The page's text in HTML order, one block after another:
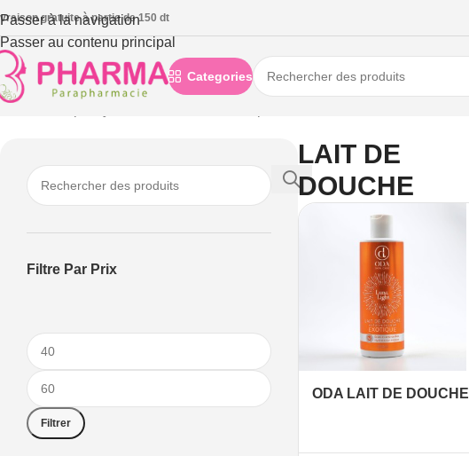
Passer à la navigation
Passer au contenu principal
gratuite à partie de 150 dt
Categories
Filtre Par Prix
Filtrer
LAIT DE
DOUCHE
ODA LAIT DE DOUCHE